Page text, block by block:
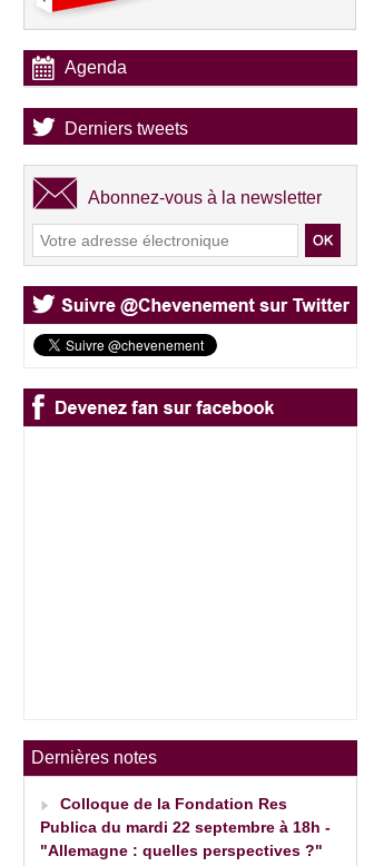
Agenda
Derniers tweets
Abonnez-vous à la newsletter
Dernières notes
Colloque de la Fondation Res
Publica du mardi 22 septembre à 18h -
"Allemagne : quelles perspectives ?"